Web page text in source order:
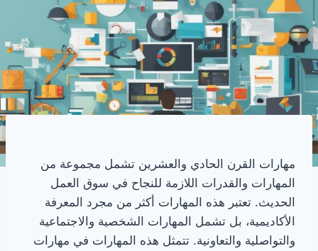
مهارات القرن الحادي والعشرين تشمل مجموعة من
المهارات والقدرات اللازمة للنجاح في سوق العمل
الحديث. تعتبر هذه المهارات أكثر من مجرد المعرفة
الأكاديمية، بل تشمل المهارات الشخصية والاجتماعية
والتواصلية والتعاونية. تتمثل هذه المهارات في مهارات